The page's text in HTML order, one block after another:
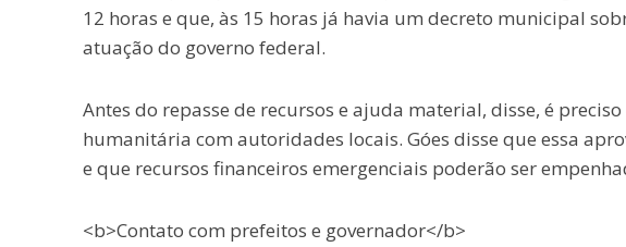
12 horas e que, às 15 horas já havia um decreto municipal
atuação do governo federal.
Antes do repasse de recursos e ajuda material, disse, é
humanitária com autoridades locais. Góes disse que essa
e que recursos financeiros emergenciais poderão ser
<b>Contato com prefeitos e governador</b>